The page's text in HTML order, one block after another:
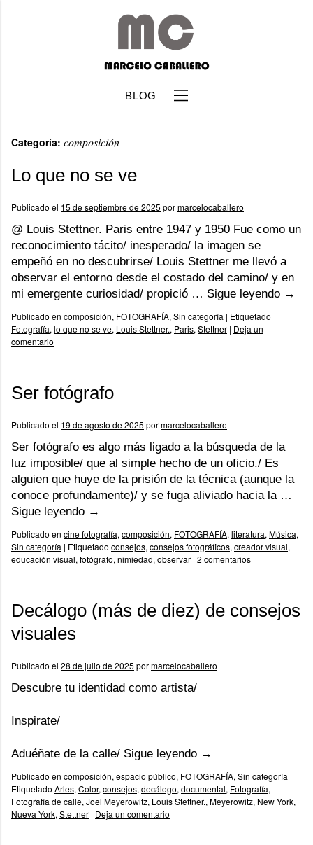
BLOG
Categoría: composición
Lo que no se ve
Publicado el 15 de septiembre de 2025 pormarcelocaballero
@ Louis Stettner. Paris entre 1947 y 1950 Fue como un
reconocimiento tácito/ inesperado/ la imagen se
empeñó en no descubrirse/ Louis Stettner me llevó a
observar el entorno desde el costado del camino/ y en
mi emergente curiosidad/ propició … Sigue leyendo →
Publicado en composición, FOTOGRAFÍA, Sin categoría | Etiquetado
Fotografía, lo que no se ve, Louis Stettner., Paris, Stettner | Deja un
comentario
Ser fotógrafo
Publicado el 19 de agosto de 2025 pormarcelocaballero
Ser fotógrafo es algo más ligado a la búsqueda de la
luz imposible/ que al simple hecho de un oficio./ Es
alguien que huye de la prisión de la técnica (aunque la
conoce profundamente)/ y se fuga aliviado hacia la …
Sigue leyendo →
Publicado en cine fotografía, composición, FOTOGRAFÍA, literatura, Música,
Sin categoría | Etiquetado consejos, consejos fotográficos, creador visual,
educación visual, fotógrafo, nimiedad, observar | 2 comentarios
Decálogo (más de diez) de consejos
visuales
Publicado el 28 de julio de 2025 pormarcelocaballero
Descubre tu identidad como artista/
Inspirate/
Aduéñate de la calle/ Sigue leyendo →
Publicado en composición, espacio público, FOTOGRAFÍA, Sin categoría |
Etiquetado Arles, Color, consejos, decálogo, documental, Fotografía,
Fotografía de calle, Joel Meyerowitz, Louis Stettner., Meyerowitz, New York,
Nueva York, Stettner | Deja un comentario